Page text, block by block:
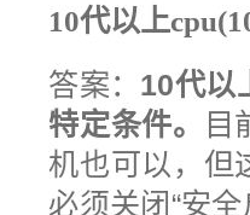
10代以上
答案： 10代以
特定条件。
目
机也可以，但
必须关闭“安